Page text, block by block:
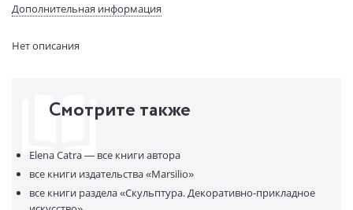
Вес:
386 гр.
Код товара:
В продаже с:
30.11.2023
Дополнительная информация
Нет описания
Смотрите также
Elena Catra — все книги автора
все книги издательства«Marsilio»
все книги раздела«Скульптура. Декоративно-прикладное